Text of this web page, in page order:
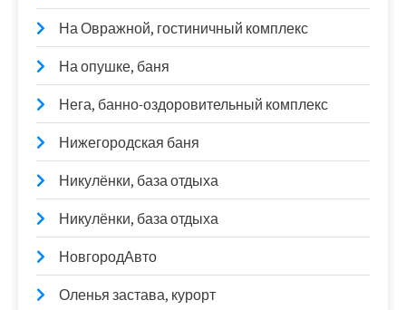
На Овражной, гостиничный комплекс
На опушке, баня
Нега, банно-оздоровительный комплекс
Нижегородская баня
Никулёнки, база отдыха
Никулёнки, база отдыха
НовгородАвто
Оленья застава, курорт